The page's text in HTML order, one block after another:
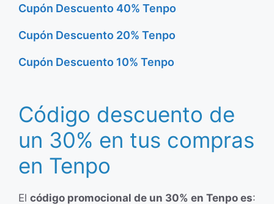
Cupón Descuento 40% Tenpo
Cupón Descuento 20% Tenpo
Cupón Descuento 10% Tenpo
Código descuento de
un 30% en tus compras
en Tenpo
El código promocional de un 30% en Tenpo es: